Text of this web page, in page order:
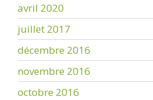
avril 2020
juillet 2017
décembre 2016
novembre 2016
octobre 2016